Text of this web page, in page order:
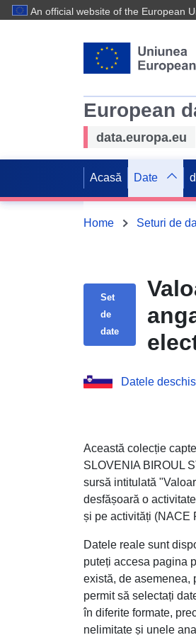
An official website of the European
European
data.europa.eu
Acasă Date
Home Seturi de
Set
de
date
Datele
Această colecție
SLOVENIA BIROUL
sursă intitulată
desfășoară o
și pe activități (NACE
Datele reale sunt
puteți accesa pagina
există, de asemenea,
permit să selectați
în diferite formate,
nelimitate și unele